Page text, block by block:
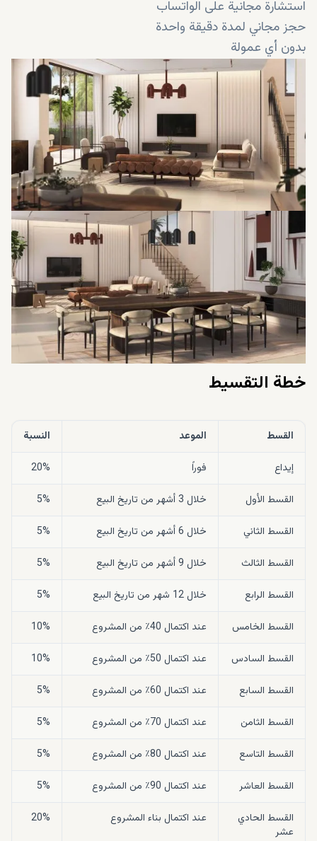
استشارة مجانية على الواتساب
حجز مجاني لمدة دقيقة واحدة
بدون أي عمولة
خطة التقسيط
القسط الموعد النسبة
إيداع فوراً 20%
القسط الأول خلال 3 أشهر من تاريخ البيع 5%
القسط الثاني خلال 6 أشهر من تاريخ البيع 5%
القسط الثالث خلال 9 أشهر من تاريخ البيع 5%
القسط الرابع خلال 12 شهر من تاريخ البيع 5%
القسط الخامس عند اكتمال 40٪ من المشروع 10%
القسط السادس عند اكتمال 50٪ من المشروع 10%
القسط السابع عند اكتمال 60٪ من المشروع 5%
القسط الثامن عند اكتمال 70٪ من المشروع 5%
القسط التاسع عند اكتمال 80٪ من المشروع 5%
القسط العاشر عند اكتمال 90٪ من المشروع 5%
القسط الحادي
عشر
عند اكتمال بناء المشروع 20%